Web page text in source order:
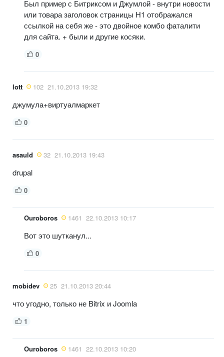
Был пример с Битриксом и Джумлой - внутри новости
или товара заголовок страницы Н1 отображался
ссылкой на себя же - это двойное комбо фаталити
для сайта. + были и другие косяки.
0
lott 102 21.10.2013 19:32
джумула+виртуалмаркет
0
asauld 32 21.10.2013 19:43
drupal
0
Ouroboros 1461 22.10.2013 10:17
Вот это шутканул...
0
mobidev 25 21.10.2013 20:44
что угодно, только не Bitrix и Joomla
1
Ouroboros 1461 22.10.2013 10:20